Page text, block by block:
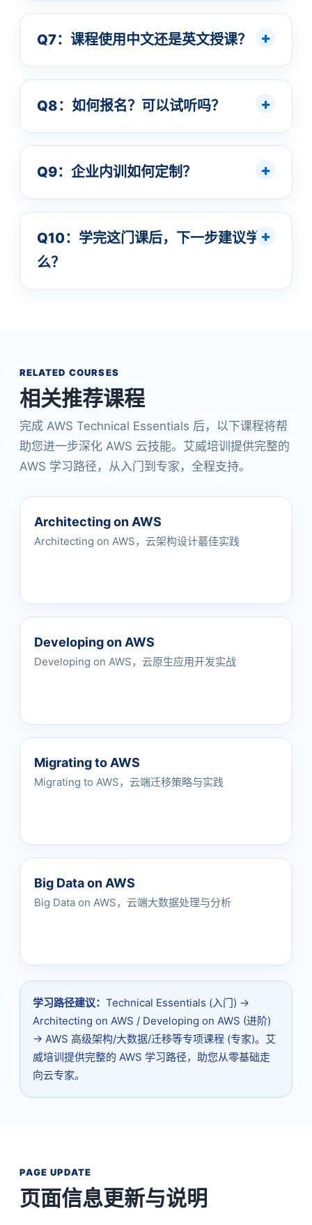
Q7：课程使用中文还是英文授课？
Q8：如何报名？可以试听吗？
Q9：企业内训如何定制？
Q10：学完这门课后，下一步建议学什
么？
RELATED COURSES
相关推荐课程
完成 AWS Technical Essentials 后，以下课程将帮
助您进一步深化 AWS 云技能。艾威培训提供完整的
AWS 学习路径，从入门到专家，全程支持。
Architecting on AWS
Architecting on AWS，云架构设计蕞佳实践
Developing on AWS
Developing on AWS，云原生应用开发实战
Migrating to AWS
Migrating to AWS，云端迁移策略与实践
Big Data on AWS
Big Data on AWS，云端大数据处理与分析
学习路径建议： Technical Essentials (入门) →
Architecting on AWS / Developing on AWS (进阶)
→ AWS 高级架构/大数据/迁移等专项课程 (专家)。艾
威培训提供完整的 AWS 学习路径，助您从零基础走
向云专家。
PAGE UPDATE
页面信息更新与说明